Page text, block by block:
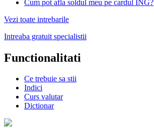
Cum pot afla soldul meu pe cardul ING?
Vezi toate intrebarile
Intreaba gratuit specialistii
Functionalitati
Ce trebuie sa stii
Indici
Curs valutar
Dictionar